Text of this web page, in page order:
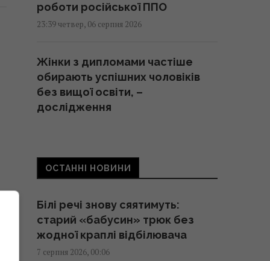
роботи російської ППО
23:39 четвер, 06 серпня 2026
Жінки з дипломами частіше
обирають успішних чоловіків
без вищої освіти, –
дослідження
Україна ставить Путіна на
передвиборчий годинник, -
23:07 четвер, 06 серпня 2026
Корецький анонсував
ОСТАННІ НОВИНИ
Білі речі знову сяятимуть:
старий «бабусин» трюк без
жодної краплі відбілювача
7 серпня 2026, 00:06